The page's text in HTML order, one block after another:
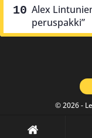
Alex
peruspakki”
© 2026 -